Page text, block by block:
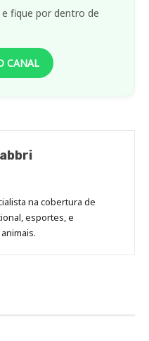
fique por dentro de
CANAL
na cobertura de
esportes, e